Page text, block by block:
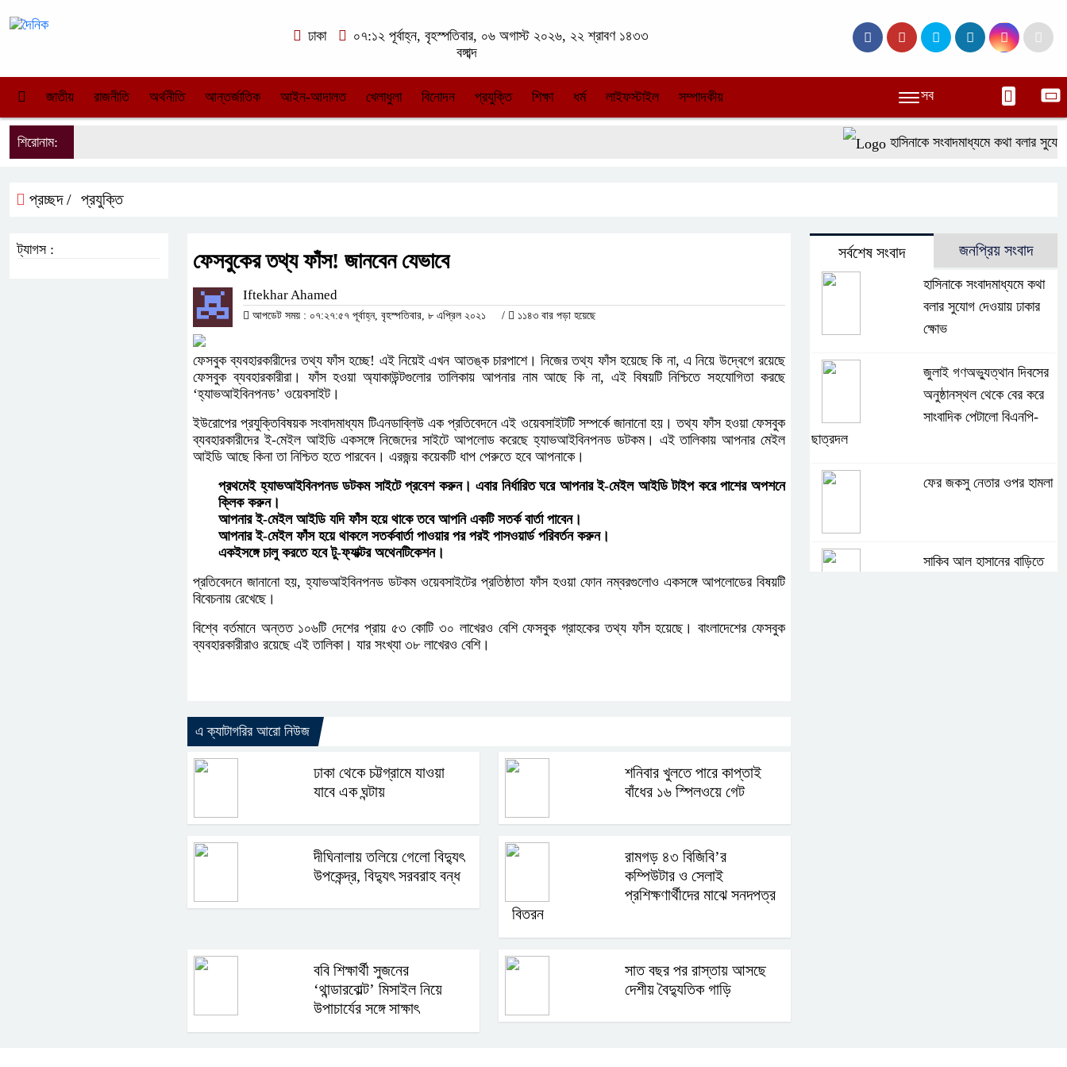
ঢাকা
০৭:১২ পূর্বাহ্ন, বৃহস্পতিবার, ০৬ অগাস্ট ২০২৬, ২২ শ্রাবণ ১৪৩৩
বঙ্গাব্দ
জাতীয় রাজনীতি অর্থনীতি আন্তর্জাতিক আইন-আদালত খেলাধুলা বিনোদন প্রযুক্তি শিক্ষা ধর্ম লাইফস্টাইল সম্পাদকীয় সব
শিরোনাম: হাসিনাকে সংবাদমাধ্যমে কথা বলার সুযোগ
প্রচ্ছদ / প্রযুক্তি
ফেসবুকের তথ্য ফাঁস! জানবেন যেভাবে
Iftekhar Ahamed
আপডেট সময় : ০৭:২৭:৫৭ পূর্বাহ্ন, বৃহস্পতিবার, ৮ এপ্রিল ২০২১ / ১১৪৩ বার পড়া হয়েছে
ফেসবুক ব্যবহারকারীদের তথ্য ফাঁস হচ্ছে! এই নিয়েই এখন আতঙ্ক চারপাশে। নিজের তথ্য ফাঁস হয়েছে কি না, এ নিয়ে উদ্বেগে রয়েছে
ফেসবুক ব্যবহারকারীরা। ফাঁস হওয়া অ্যাকাউন্টগুলোর তালিকায় আপনার নাম আছে কি না, এই বিষয়টি নিশ্চিতে সহযোগিতা করছে
‘হ্যাভআইবিনপনড’ ওয়েবসাইট।
ইউরোপের প্রযুক্তিবিষয়ক সংবাদমাধ্যম টিএনডাব্লিউ এক প্রতিবেদনে এই ওয়েবসাইটটি সম্পর্কে জানানো হয়। তথ্য ফাঁস হওয়া ফেসবুক
ব্যবহারকারীদের ই-মেইল আইডি একসঙ্গে নিজেদের সাইটে আপলোড করেছে হ্যাভআইবিনপনড ডটকম। এই তালিকায় আপনার মেইল
আইডি আছে কিনা তা নিশ্চিত হতে পারবেন। এরজন্য় কয়েকটি ধাপ পেরুতে হবে আপনাকে।
প্রথমেই হ্যাভআইবিনপনড ডটকম সাইটে প্রবেশ করুন। এবার নির্ধারিত ঘরে আপনার ই-মেইল আইডি টাইপ করে পাশের অপশনে
ক্লিক করুন।
আপনার ই-মেইল আইডি যদি ফাঁস হয়ে থাকে তবে আপনি একটি সতর্ক বার্তা পাবেন।
আপনার ই-মেইল ফাঁস হয়ে থাকলে সতর্কবার্তা পাওয়ার পর পরই পাসওয়ার্ড পরিবর্তন করুন।
একইসঙ্গে চালু করতে হবে টু-ফ্যাক্টর অথেনটিকেশন।
প্রতিবেদনে জানানো হয়, হ্যাভআইবিনপনড ডটকম ওয়েবসাইটের প্রতিষ্ঠাতা ফাঁস হওয়া ফোন নম্বরগুলোও একসঙ্গে আপলোডের বিষয়টি
বিবেচনায় রেখেছে।
বিশ্বে বর্তমানে অন্তত ১০৬টি দেশের প্রায় ৫৩ কোটি ৩০ লাখেরও বেশি ফেসবুক গ্রাহকের তথ্য ফাঁস হয়েছে। বাংলাদেশের ফেসবুক
ব্যবহারকারীরাও রয়েছে এই তালিকা। যার সংখ্যা ৩৮ লাখেরও বেশি।
এ ক্যাটাগরির আরো নিউজ
ঢাকা থেকে চট্টগ্রামে যাওয়া
যাবে এক ঘন্টায়
শনিবার খুলতে পারে কাপ্তাই
বাঁধের ১৬ স্পিলওয়ে গেট
দীঘিনালায় তলিয়ে গেলো বিদ্যুৎ
উপকেন্দ্র, বিদ্যুৎ সরবরাহ বন্ধ
রামগড় ৪৩ বিজিবি’র
কম্পিউটার ও সেলাই
প্রশিক্ষণার্থীদের মাঝে সনদপত্র
বিতরন
ববি শিক্ষার্থী সুজনের
‘থান্ডারবোল্ট’ মিসাইল নিয়ে
উপাচার্যের সঙ্গে সাক্ষাৎ
সাত বছর পর রাস্তায় আসছে
দেশীয় বৈদ্যুতিক গাড়ি
ট্যাগস : সর্বশেষ সংবাদ জনপ্রিয় সংবাদ
হাসিনাকে সংবাদমাধ্যমে কথা
বলার সুযোগ দেওয়ায় ঢাকার
ক্ষোভ
জুলাই গণঅভ্যুত্থান দিবসের
অনুষ্ঠানস্থল থেকে বের করে
সাংবাদিক পেটালো বিএনপি-
ছাত্রদল
ফের জকসু নেতার ওপর হামলা
সাকিব আল হাসানের বাড়িতে